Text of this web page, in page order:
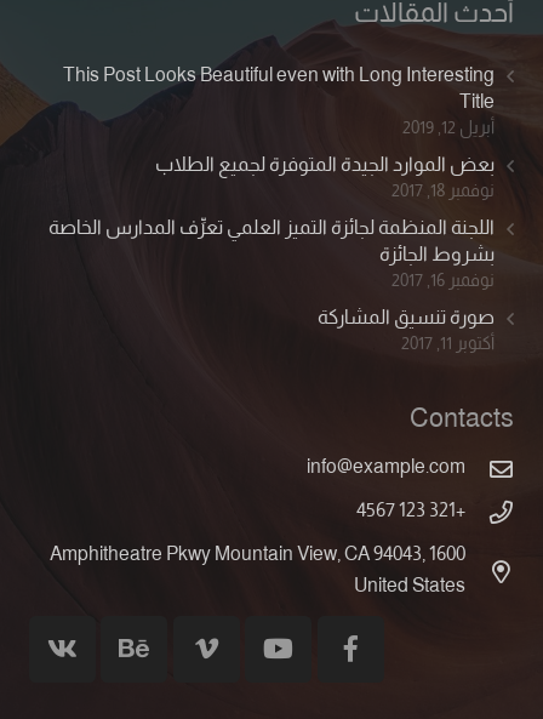
أحدث المقالات
This Post Looks Beautiful even with Long Interesting
Title
أبريل 12, 2019
بعض الموارد الجيدة المتوفرة لجميع الطلاب
نوفمبر 18, 2017
اللجنة المنظمة لجائزة التميز العلمي تعرِّف المدارس الخاصة
بشروط الجائزة
نوفمبر 16, 2017
صورة تنسيق المشاركة
أكتوبر 11, 2017
Contacts
info@example.com
+321 123 4567
1600 Amphitheatre Pkwy Mountain View, CA 94043,
United States